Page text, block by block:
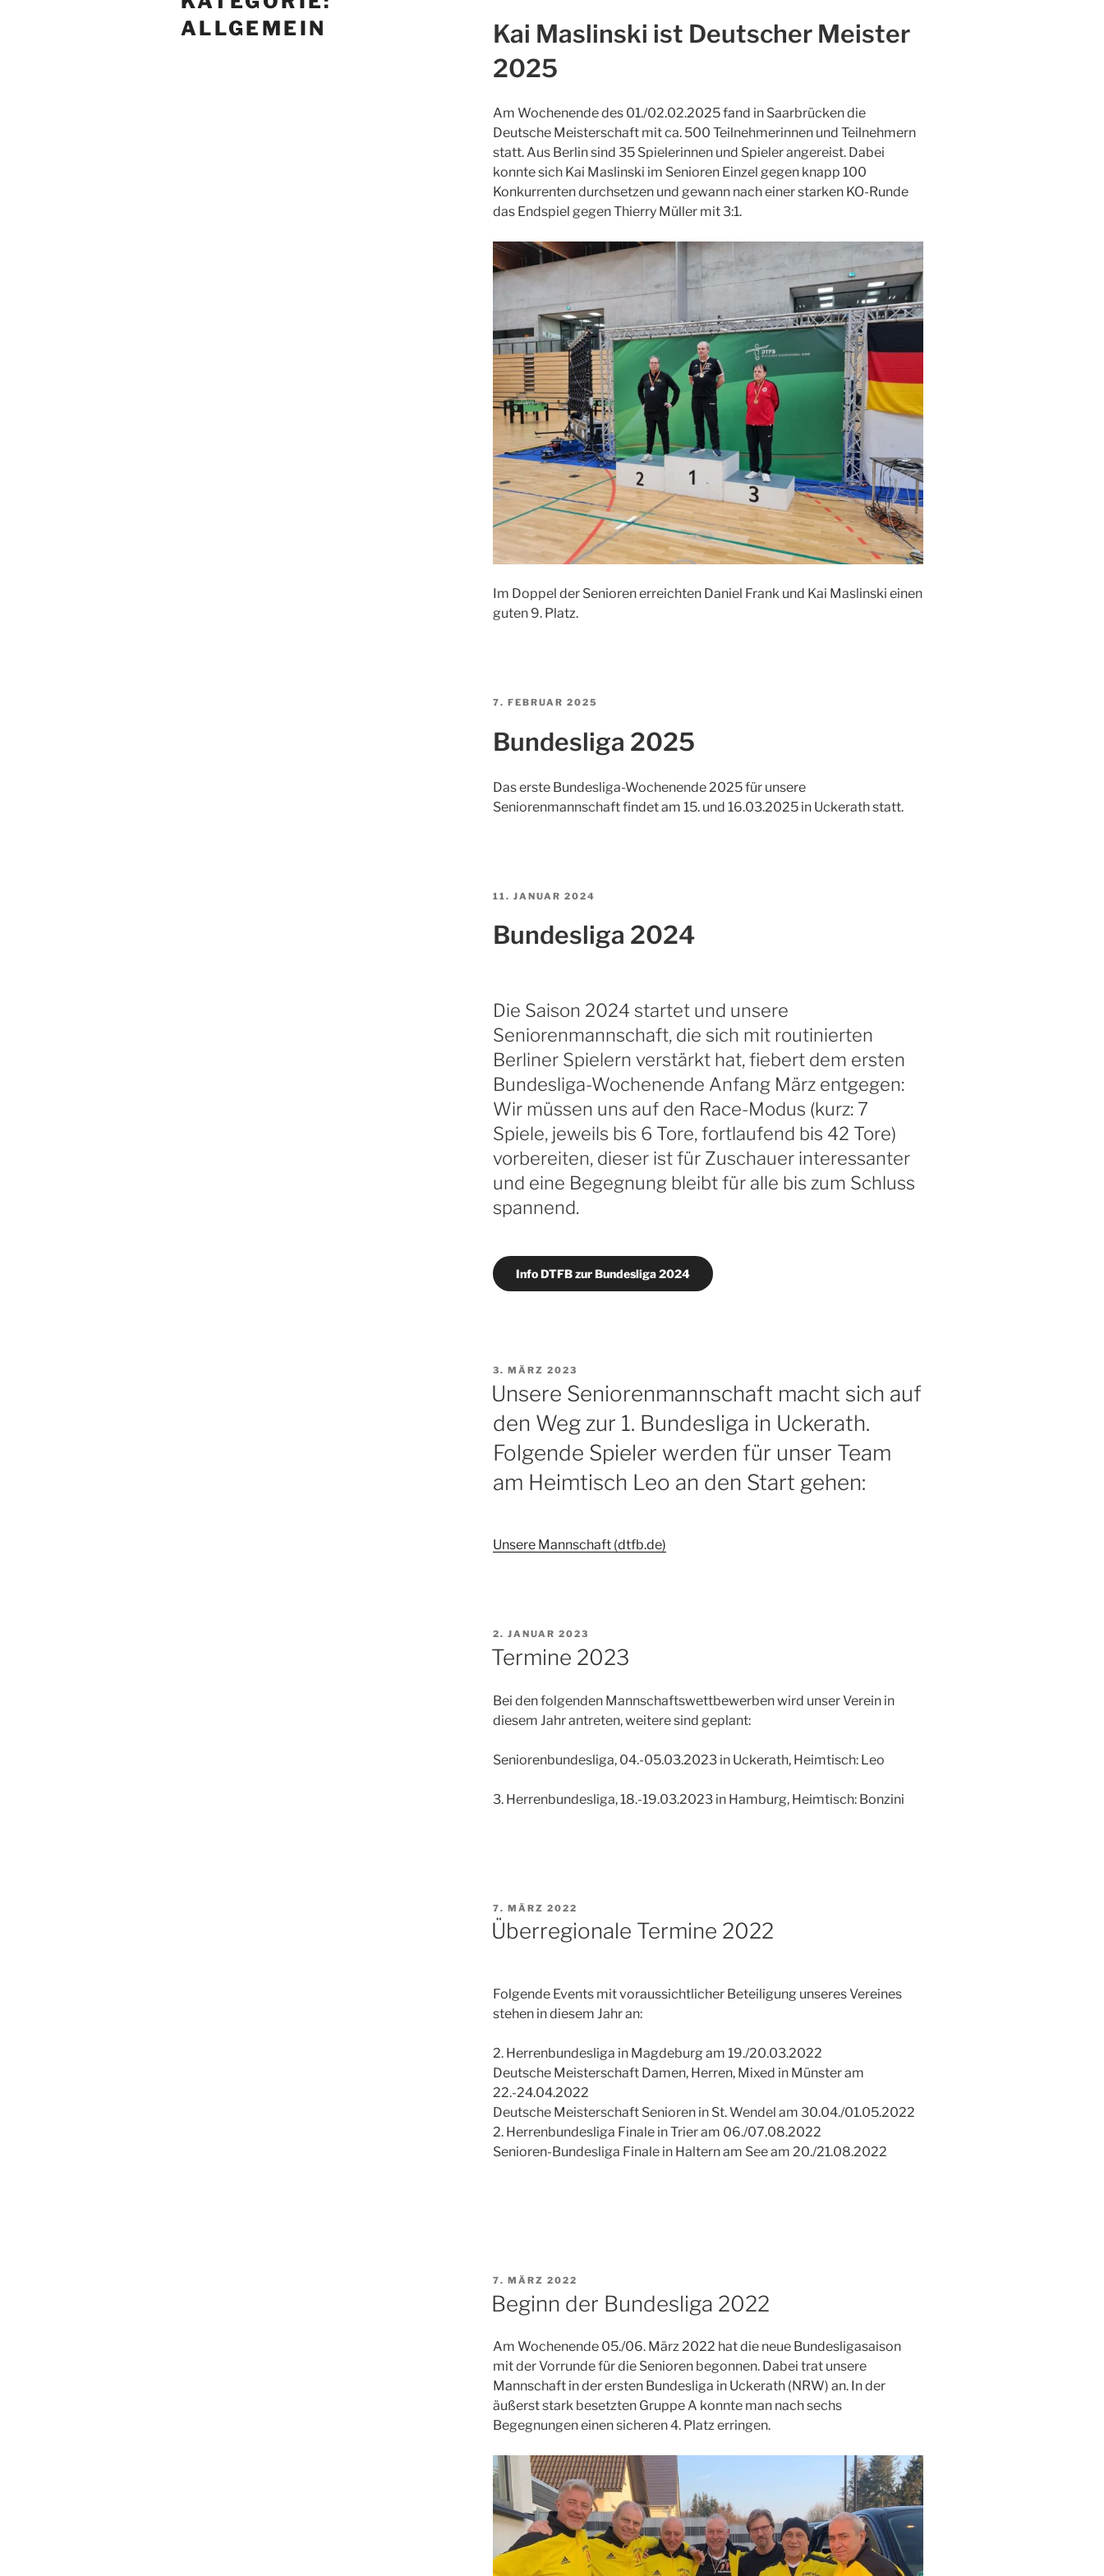
ALLGEMEIN
Kai Maslinski ist Deutscher Meister
2025
Am Wochenende des 01./02.02.2025 fand in Saarbrücken die
Deutsche Meisterschaft mit ca. 500 Teilnehmerinnen und Teilnehmern
statt. Aus Berlin sind 35 Spielerinnen und Spieler angereist. Dabei
konnte sich Kai Maslinski im Senioren Einzel gegen knapp 100
Konkurrenten durchsetzen und gewann nach einer starken KO-Runde
das Endspiel gegen Thierry Müller mit 3:1.
Im Doppel der Senioren erreichten Daniel Frank und Kai Maslinski einen
guten 9. Platz.
VERÖFFENTLICHT
7. FEBRUAR 2025
Bundesliga 2025
Das erste Bundesliga-Wochenende 2025 für unsere
Seniorenmannschaft findet am 15. und 16.03.2025 in Uckerath statt.
VERÖFFENTLICHT
11. JANUAR 2024
Bundesliga 2024
Die Saison 2024 startet und unsere
Seniorenmannschaft, die sich mit routinierten
Berliner Spielern verstärkt hat, fiebert dem ersten
Bundesliga-Wochenende Anfang März entgegen:
Wir müssen uns auf den Race-Modus (kurz: 7
Spiele, jeweils bis 6 Tore, fortlaufend bis 42 Tore)
vorbereiten, dieser ist für Zuschauer interessanter
und eine Begegnung bleibt für alle bis zum Schluss
spannend.
Info DTFB zur Bundesliga 2024
VERÖFFENTLICHT
AM
3. MÄRZ 2023
Unsere Seniorenmannschaft macht sich auf
den Weg zur 1. Bundesliga in Uckerath.
Folgende Spieler werden für unser Team
am Heimtisch Leo an den Start gehen:
Unsere Mannschaft (dtfb.de)
VERÖFFENTLICHT
AM
2. JANUAR 2023
Termine 2023
Bei den folgenden Mannschaftswettbewerben wird unser Verein in
diesem Jahr antreten, weitere sind geplant:
Seniorenbundesliga, 04.-05.03.2023 in Uckerath, Heimtisch: Leo
3. Herrenbundesliga, 18.-19.03.2023 in Hamburg, Heimtisch: Bonzini
VERÖFFENTLICHT
AM
7. MÄRZ 2022
Überregionale Termine 2022
Folgende Events mit voraussichtlicher Beteiligung unseres Vereines
stehen in diesem Jahr an:
2. Herrenbundesliga in Magdeburg am 19./20.03.2022
Deutsche Meisterschaft Damen, Herren, Mixed in Münster am
22.-24.04.2022
Deutsche Meisterschaft Senioren in St. Wendel am 30.04./01.05.2022
2. Herrenbundesliga Finale in Trier am 06./07.08.2022
Senioren-Bundesliga Finale in Haltern am See am 20./21.08.2022
VERÖFFENTLICHT
AM
7. MÄRZ 2022
Beginn der Bundesliga 2022
Am Wochenende 05./06. März 2022 hat die neue Bundesligasaison
mit der Vorrunde für die Senioren begonnen. Dabei trat unsere
Mannschaft in der ersten Bundesliga in Uckerath (NRW) an. In der
äußerst stark besetzten Gruppe A konnte man nach sechs
Begegnungen einen sicheren 4. Platz erringen.